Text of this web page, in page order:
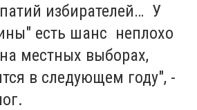
избирателей… У
есть шанс неплохо
местных выборах,
в следующем году", -